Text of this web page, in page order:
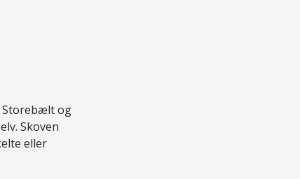
Storebælt og
Skoven
eller